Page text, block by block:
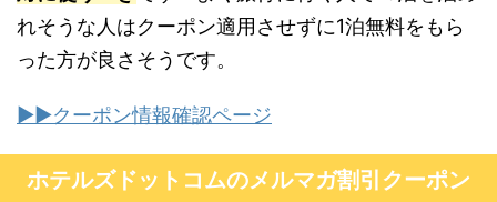
れそうな人はクーポン適用させずに1泊無料をもら
った方が良さそうです。
▶︎▶︎クーポン情報確認ページ
ホテルズドットコムのメルマガ割引クーポン